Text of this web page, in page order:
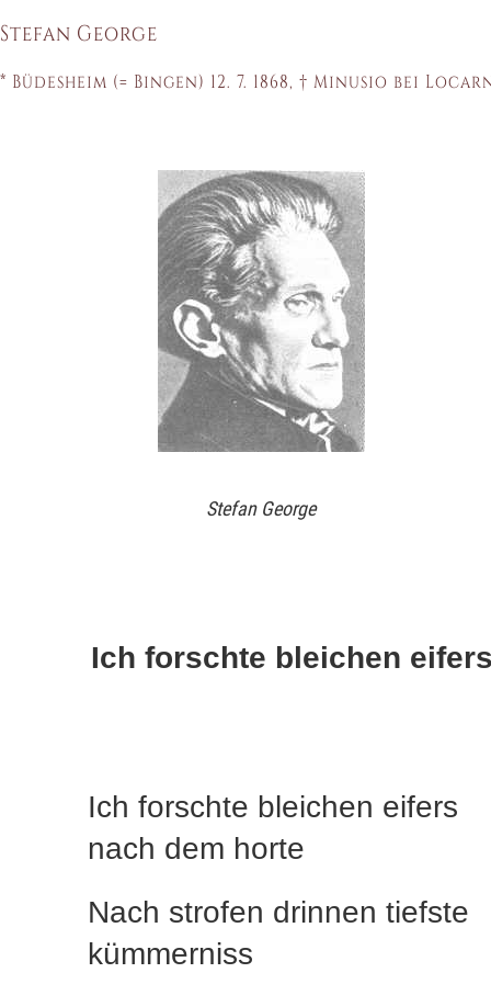
Stefan George
* Büdesheim (= Bingen) 12. 7. 1868, † Minusio bei
Stefan George
Ich forschte bleichen
Ich forschte bleichen eifers
nach dem horte
Nach strofen drinnen tiefste
kümmerniss